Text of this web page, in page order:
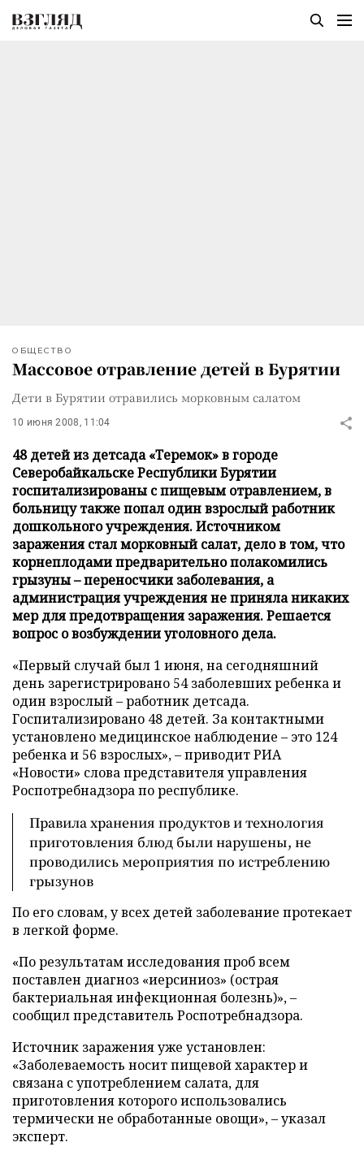
ОБЩЕСТВО
Массовое отравление детей в Бурятии
Дети в Бурятии отравились морковным салатом
10 июня 2008, 11:04
48 детей из детсада «Теремок» в городе
Северобайкальске Республики Бурятии
госпитализированы с пищевым отравлением, в
больницу также попал один взрослый работник
дошкольного учреждения. Источником
заражения стал морковный салат, дело в том, что
корнеплодами предварительно полакомились
грызуны – переносчики заболевания, а
администрация учреждения не приняла никаких
мер для предотвращения заражения. Решается
вопрос о возбуждении уголовного дела.
«Первый случай был 1 июня, на сегодняшний
день зарегистрировано 54 заболевших ребенка и
один взрослый – работник детсада.
Госпитализировано 48 детей. За контактными
установлено медицинское наблюдение – это 124
ребенка и 56 взрослых», – приводит РИА
«Новости» слова представителя управления
Роспотребнадзора по республике.
Правила хранения продуктов и технология
приготовления блюд были нарушены, не
проводились мероприятия по истреблению
грызунов
По его словам, у всех детей заболевание протекает
в легкой форме.
«По результатам исследования проб всем
поставлен диагноз «иерсиниоз» (острая
бактериальная инфекционная болезнь)», –
сообщил представитель Роспотребнадзора.
Источник заражения уже установлен:
«Заболеваемость носит пищевой характер и
связана с употреблением салата, для
приготовления которого использовались
термически не обработанные овощи», – указал
эксперт.